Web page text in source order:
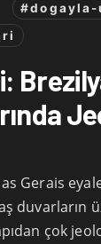
#dogayla-
Gerais
duvarların
çok